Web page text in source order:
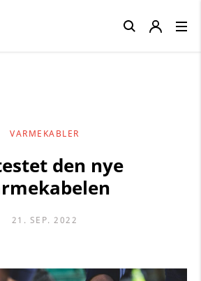
VARMEKABLER
den nye
21. SEP. 2022
Close